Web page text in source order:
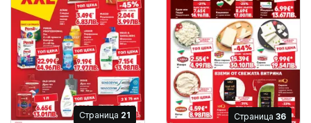
Cтраница 21 Cтраница 36